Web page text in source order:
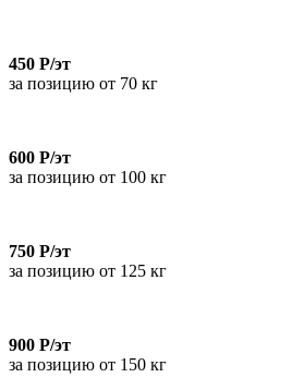
450 Р/эт
за позицию от 70 кг
600 Р/эт
за позицию от 100 кг
750 Р/эт
за позицию от 125 кг
900 Р/эт
за позицию от 150 кг